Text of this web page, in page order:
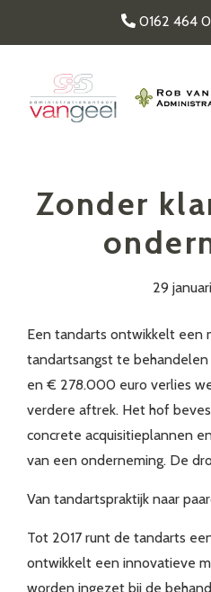
hoofd
inhoud
0162 464
Van Geel &
Zonder
29
Een tandarts ontwikkelt een
tandartsangst te behandelen
en € 278.000 euro verlies
verdere aftrek. Het hof
concrete acquisitieplannen
van een onderneming. De
Van tandartspraktijk naar
Tot 2017 runt de tandarts
ontwikkelt een innovatieve
worden ingezet bij de